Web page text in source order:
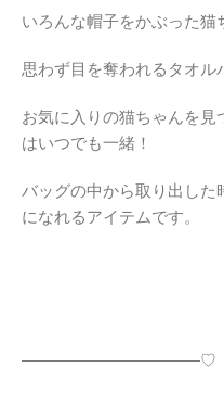
いろんな帽子をかぶった
思わず目を奪われるタオル
お気に入りの猫ちゃんを
はいつでも一緒！
バッグの中から取り出した
になれるアイテムです。
―――――――――――♡